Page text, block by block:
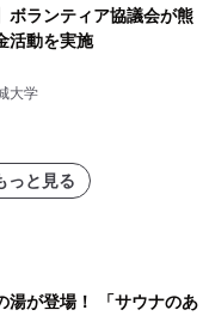
ボランティア協議会が熊
活動を実施
大学
っと見る
湯が登場！ 「サウナのあ